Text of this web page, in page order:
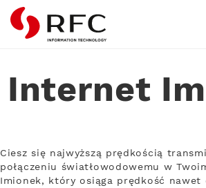
RFC
Internet
Ciesz się najwyższą prędkością
połączeniu światłowodowemu w
Imionek, który osiąga prędkość nawet